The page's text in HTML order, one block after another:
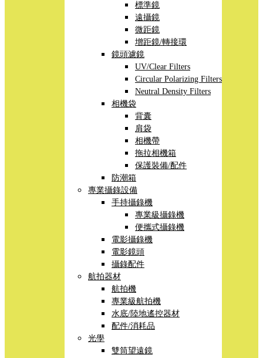
標準鏡
遠攝鏡
微距鏡
增距鏡/轉接環
鏡頭濾鏡
UV/Clear Filters
Circular Polarizing Filters
Neutral Density Filters
相機袋
背囊
肩袋
相機帶
拖拉相機箱
保護裝備/配件
防潮箱
專業攝錄設備
手持攝錄機
專業級攝錄機
便攜式攝錄機
電影攝錄機
電影鏡頭
攝錄配件
航拍器材
航拍機
專業級航拍機
水底/陸地遙控器材
配件/消耗品
光學
雙筒望遠鏡